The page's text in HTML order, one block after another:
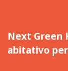
Next Green
abitativo